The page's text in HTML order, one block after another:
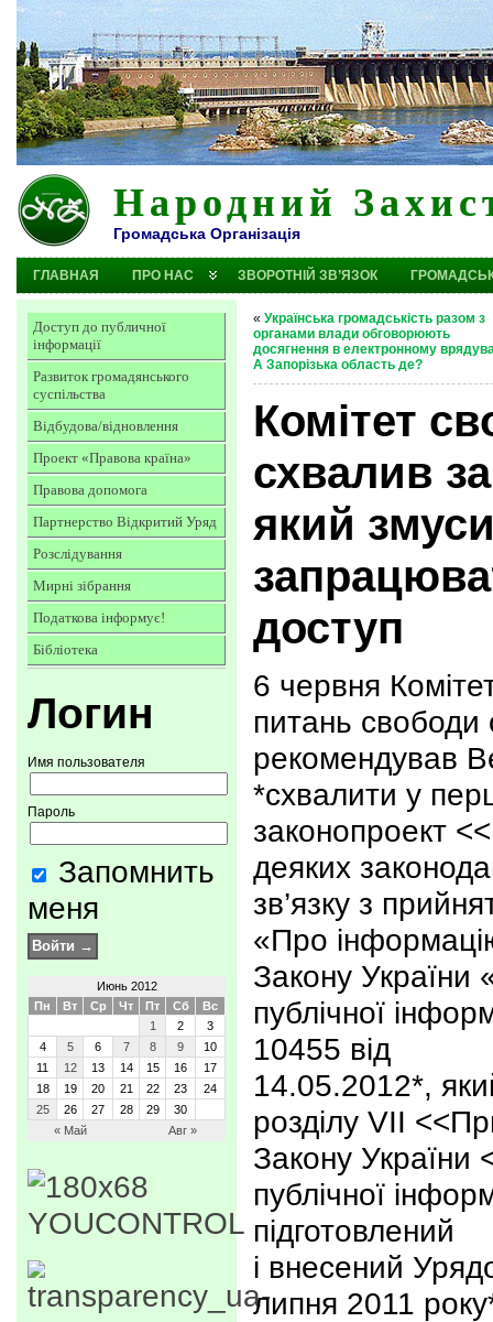
Народний
Громадська Організація
ГЛАВНАЯ ПРО НАС ЗВОРОТНІЙ ЗВ’ЯЗОК
Доступ до публичної
інформації
Развиток громадянського
суспільства
Відбудова/відновлення
Проект «Правова країна»
Правова допомога
Партнерство Відкритий Уряд
Розслідування
Мирні зібрання
Податкова інформує!
Бібліотека
Логин
Имя пользователя
Пароль
Запомнить
меня
Июнь 2012
Пн
Вт Ср Чт Пт Сб Вс
« Май Авг »
1 2
3
4
5 6 7 8 9
10
11
12 13 14 15 16
17
18
19 20 21 22 23
24
25
26 27 28 29 30
« Українська громадськість разом з
органами влади обговорюють
досягнення в електронному
А Запорізька область де?
Комітет
схвалив
який
доступ
6 червня
питань свободи
рекомендував
*схвалити у
законопроект
деяких
зв’язку з
«Про
Закону України
публічної
10455 від
14.05.2012*,
розділу VІІ
Закону України
публічної
підготовлений
і внесений
липня 2011